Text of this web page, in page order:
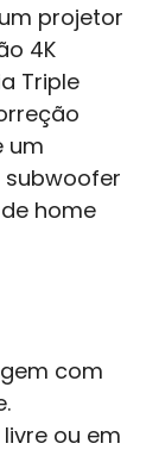
projetor
4K
Triple
um
home
com
ou em